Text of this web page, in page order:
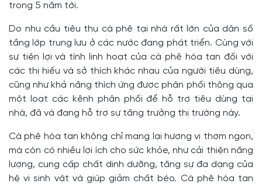
trong 5 năm tới.
Do nhu cầu tiêu thụ cà phê tại nhà rất lớn của dân số
tầng lớp trung lưu ở các nước đang phát triển. Cùng với
sự tiện lợi và tính linh hoạt của cà phê hòa tan đối với
các thị hiếu và sở thích khác nhau của người tiêu dùng,
cũng như khả năng thích ứng được phân phối thông qua
một loạt các kênh phân phối để hỗ trợ tiêu dùng tại
nhà, đã và đang hỗ trợ sự tăng trưởng thị trường này.
Cà phê hòa tan không chỉ mang lại hương vị thơm ngon,
mà còn có nhiều lợi ích cho sức khỏe, như cải thiện năng
lượng, cung cấp chất dinh dưỡng, tăng sự đa dạng của
hệ vi sinh vật và giúp giảm chất béo. Cà phê hòa tan